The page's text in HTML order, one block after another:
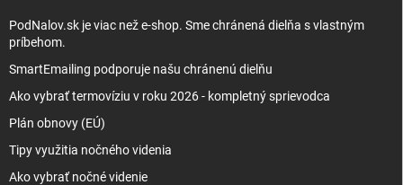
PodNalov.sk je viac než e-shop. Sme chránená dielňa s vlastným
príbehom.
SmartEmailing podporuje našu chránenú dielňu
Ako vybrať termovíziu v roku 2026 - kompletný sprievodca
Plán obnovy (EÚ)
Tipy využitia nočného videnia
Ako vybrať nočné videnie